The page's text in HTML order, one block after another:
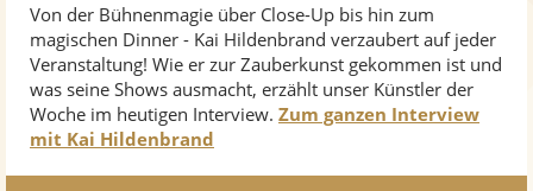
Von der Bühnenmagie über Close-Up bis hin zum
magischen Dinner - Kai Hildenbrand verzaubert auf jeder
Veranstaltung! Wie er zur Zauberkunst gekommen ist und
was seine Shows ausmacht, erzählt unser Künstler der
Woche im heutigen Interview. Zum ganzen Interview
mit Kai Hildenbrand